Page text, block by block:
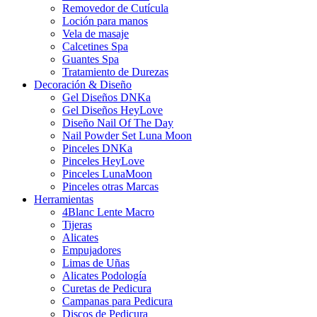
Removedor de Cutícula
Loción para manos
Vela de masaje
Calcetines Spa
Guantes Spa
Tratamiento de Durezas
Decoración & Diseño
Gel Diseños DNKa
Gel Diseños HeyLove
Diseño Nail Of The Day
Nail Powder Set Luna Moon
Pinceles DNKa
Pinceles HeyLove
Pinceles LunaMoon
Pinceles otras Marcas
Herramientas
4Blanc Lente Macro
Tijeras
Alicates
Empujadores
Limas de Uñas
Alicates Podología
Curetas de Pedicura
Campanas para Pedicura
Discos de Pedicura